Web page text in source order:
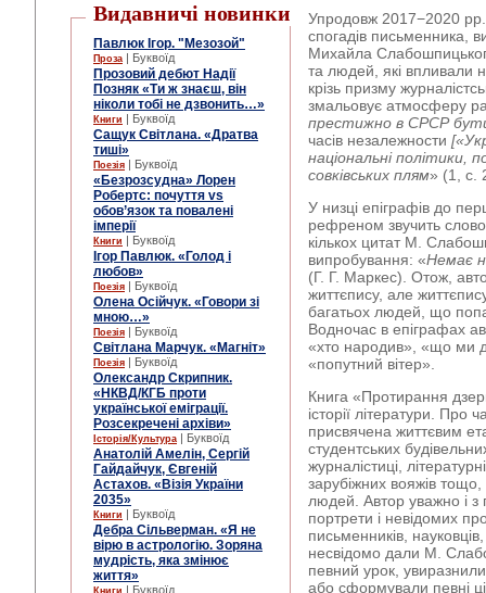
Видавничі новинки
Павлюк Ігор. "Мезозой"
Проза | Буквоїд
Прозовий дебют Надії
Позняк «Ти ж знаєш, він
ніколи тобі не дзвонить…»
Книги | Буквоїд
Сащук Світлана. «Дратва
тиші»
Поезія | Буквоїд
«Безрозсудна» Лорен
Робертс: почуття vs
обов’язок та повалені
імперії
Книги | Буквоїд
Ігор Павлюк. «Голод і
любов»
Поезія | Буквоїд
Олена Осійчук. «Говори зі
мною…»
Поезія | Буквоїд
Світлана Марчук. «Магніт»
Поезія | Буквоїд
Олександр Скрипник.
«НКВД/КГБ проти
української еміграції.
Розсекречені архіви»
Історія/Культура | Буквоїд
Анатолій Амелін, Сергій
Гайдайчук, Євгеній
Астахов. «Візія України
2035»
Книги | Буквоїд
Дебра Сільверман. «Я не
вірю в астрологію. Зоряна
мудрість, яка змінює
життя»
Книги | Буквоїд
Упродовж 2017−2020 рр.
спогадів письменника,
Михайла
та людей, які впливали
крізь призму
змальовує атмосферу
престижно в СРСР
часів незалежности
національні політики,
совківських плям» (1, с.
У низці епіграфів до
рефреном звучить
кількох цитат М.
випробування: «Немає
(Г. Г. Маркес). Отож,
життєпису, але
багатьох людей, що
Водночас в епіграфах
«хто народив», «що ми
«попутний вітер».
Книга «Протирання
історії літератури.
присвячена життєвим
студентських
журналістиці,
зарубіжних вояжів
людей. Автор уважно і з
портрети і невідомих
письменників,
несвідомо дали М.
певний урок,
або сформували певні